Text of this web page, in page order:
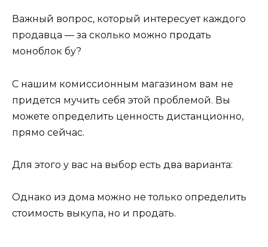
Важный вопрос, который интересует каждого
продавца — за сколько можно продать
моноблок бу?
С нашим комиссионным магазином вам не
придется мучить себя этой проблемой. Вы
можете определить ценность дистанционно,
прямо сейчас.
Для этого у вас на выбор есть два варианта:
Однако из дома можно не только определить
стоимость выкупа, но и продать.